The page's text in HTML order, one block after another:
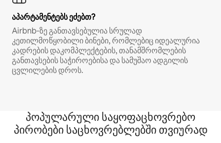
აპარტამენტებს ეძებთ?
Airbnb‑ზე განთავსებულია სრულად
კეთილმოწყობილი ბინები, რომლებიც იდეალურია
კადრების დაკომპლექტების, თანამშრომლების
განთავსების საჭიროებისა და სამუშაო ადგილის
ცვლილების დროს.
პოპულარული საყოფაცხოვრებო
პირობები საცხოვრებლებში თვიურად